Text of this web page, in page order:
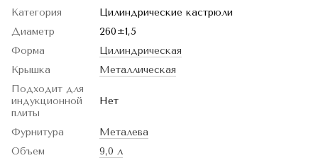
Категория
Цилиндрические кастрюли
Диаметр
260±1,5
Форма
Цилиндрическая
Крышка
Металлическая
Подходит для
индукционной
плиты
Нет
Фурнитура
Металева
Объем
9,0 л